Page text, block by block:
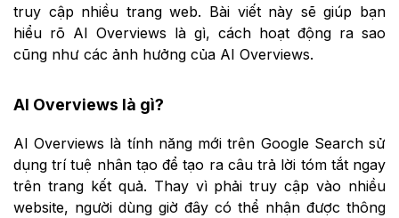
truy cập nhiều trang web. Bài viết này sẽ giúp bạn
hiểu rõ AI Overviews là gì, cách hoạt động ra sao
cũng như các ảnh hưởng của AI Overviews.
AI Overviews là gì?
AI Overviews là tính năng mới trên Google Search sử
dụng trí tuệ nhân tạo để tạo ra câu trả lời tóm tắt ngay
trên trang kết quả. Thay vì phải truy cập vào nhiều
website, người dùng giờ đây có thể nhận được thông